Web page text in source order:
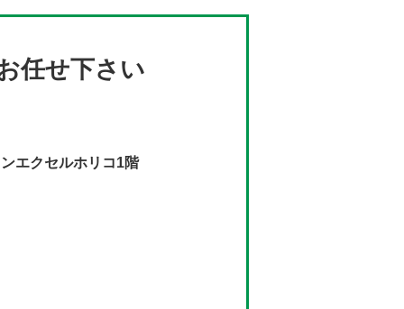
任せ下さい
エクセルホリコ1階